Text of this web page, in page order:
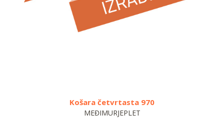
Košara četvrtasta 970
MEĐIMURJEPLET